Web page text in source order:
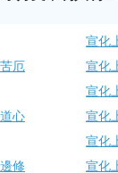
宣化
厄
宣化
宣化
心
宣化
宣化
修
宣化